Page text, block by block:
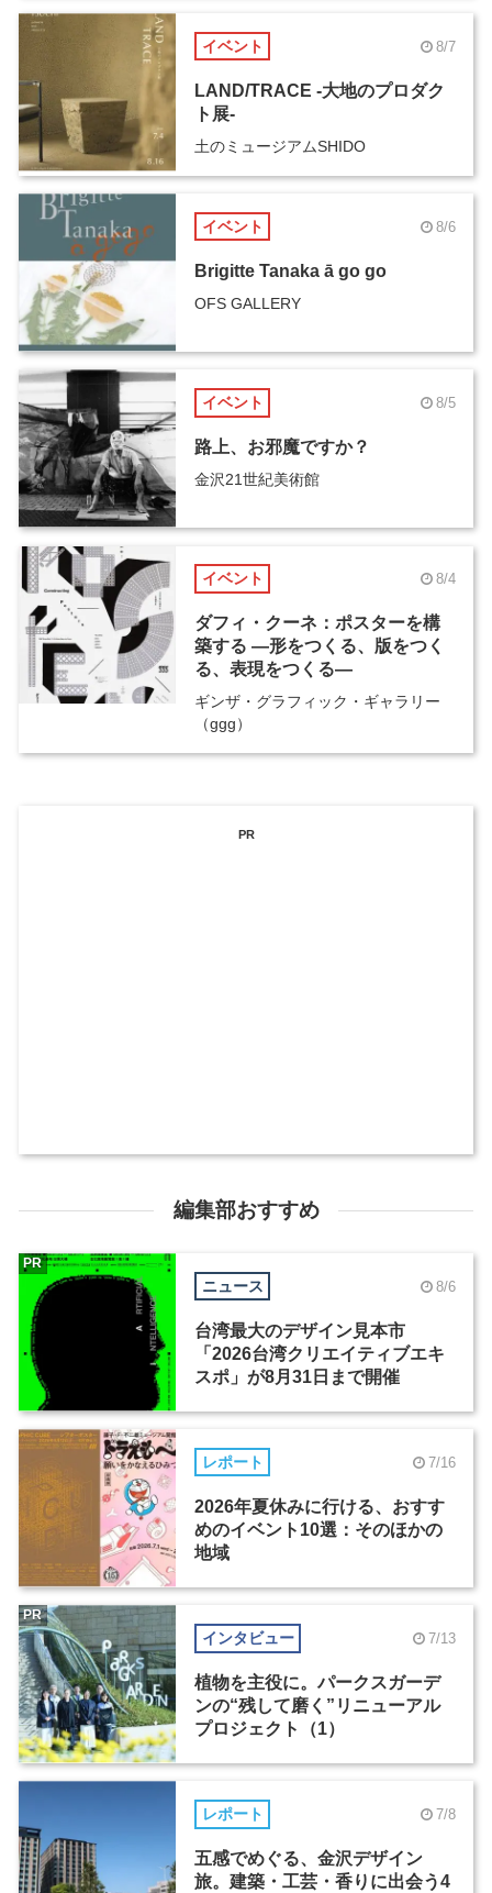
イベント 8/7
LAND/TRACE -大地のプロダク
ト展-
土のミュージアムSHIDO
イベント 8/6
Brigitte Tanaka ā go go
OFS GALLERY
イベント 8/5
路上、お邪魔ですか？
金沢21世紀美術館
イベント 8/4
ダフィ・クーネ：ポスターを構
築する ―形をつくる、版をつく
る、表現をつくる―
ギンザ・グラフィック・ギャラリー
（ggg）
PR
編集部おすすめ
ニュース 8/6
台湾最大のデザイン見本市
「2026台湾クリエイティブエキ
スポ」が8月31日まで開催
PR
レポート 7/16
2026年夏休みに行ける、おすす
めのイベント10選：そのほかの
地域
インタビュー 7/13
植物を主役に。パークスガーデ
ンの“残して磨く”リニューアル
プロジェクト（1）
PR
レポート 7/8
五感でめぐる、金沢デザイン
旅。建築・工芸・香りに出会う4